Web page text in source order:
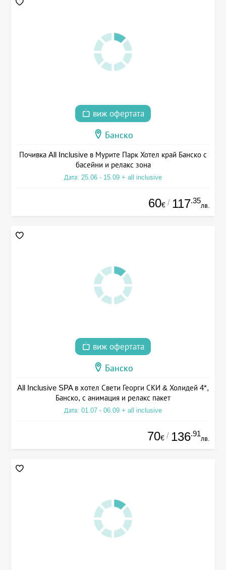
виж офертата
Банско
Почивка All Inclusive в Мурите Парк Хотел край Банско с
басейни и релакс зона
Дата: 25.06 - 15.09 + all inclusive
60€ / 117.35
лв.
виж офертата
Банско
All Inclusive SPA в хотел Свети Георги СКИ & Холидей 4*,
Банско, с анимация и релакс пакет
Дата: 01.07 - 06.09 + all inclusive
70€ / 136.91
лв.